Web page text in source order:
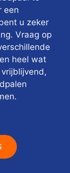
een
u zeker
Vraag op
heel wat